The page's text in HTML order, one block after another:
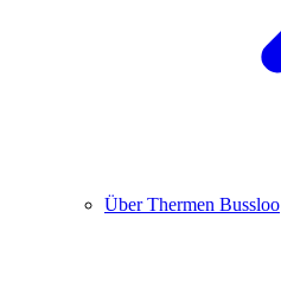
Über Thermen Bussloo